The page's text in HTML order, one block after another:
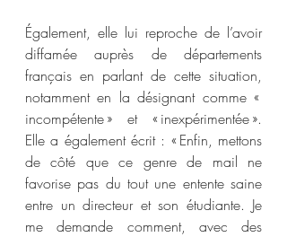
Également, elle lui reproche de l’avoir
diffamée auprès de départements
français en parlant de cette situation,
notamment en la désignant comme «
incompétente » et « inexpérimentée ».
Elle a également écrit : « Enfin, mettons
de côté que ce genre de mail ne
favorise pas du tout une entente saine
entre un directeur et son étudiante. Je
me demande comment, avec des